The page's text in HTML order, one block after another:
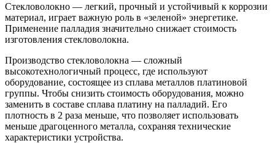
Стекловолокно — легкий, прочный и устойчивый к коррозии
материал, играет важную роль в «зеленой» энергетике.
Применение палладия значительно снижает стоимость
изготовления стекловолокна.
Производство стекловолокна — сложный
высокотехнологичный процесс, где используют
оборудование, состоящее из сплава металлов платиновой
группы. Чтобы снизить стоимость оборудования, можно
заменить в составе сплава платину на палладий. Его
плотность в 2 раза меньше, что позволяет использовать
меньше драгоценного металла, сохраняя технические
характеристики устройства.